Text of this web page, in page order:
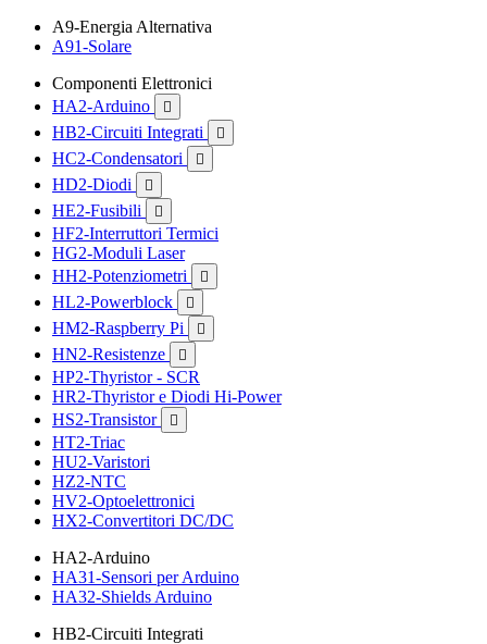
A9-Energia Alternativa
A91-Solare
Componenti Elettronici
HA2-Arduino

HB2-Circuiti Integrati 
HC2-Condensatori 
HD2-Diodi 
HE2-Fusibili 
HF2-Interruttori Termici
HG2-Moduli Laser
HH2-Potenziometri

HL2-Powerblock 
HM2-Raspberry Pi 
HN2-Resistenze 
HP2-Thyristor - SCR
HR2-Thyristor e Diodi Hi-Power
HS2-Transistor

HT2-Triac
HU2-Varistori
HZ2-NTC
HV2-Optoelettronici
HX2-Convertitori DC/DC
HA2-Arduino
HA31-Sensori per Arduino
HA32-Shields Arduino
HB2-Circuiti Integrati